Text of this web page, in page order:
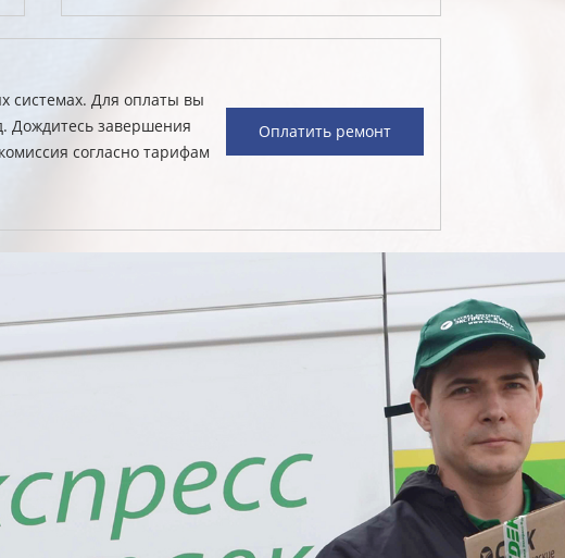
системах. Для оплаты вы
Дождитесь завершения
согласно тарифам
Оплатить ремонт